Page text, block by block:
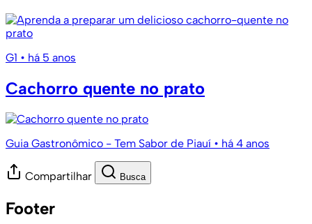
G1 • há 5 anos
Cachorro quente no prato
Guia Gastronômico - Tem Sabor de Piauí • há 4 anos
Compartilhar Busca
Footer